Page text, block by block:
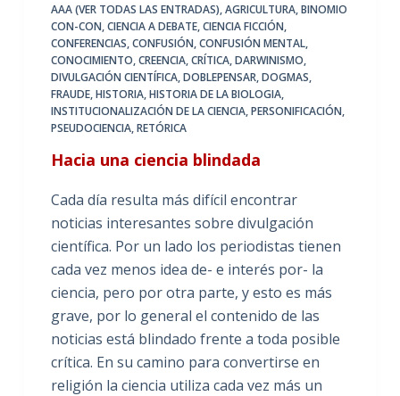
AAA (VER TODAS LAS ENTRADAS),AGRICULTURA,BINOMIO
CON-CON,CIENCIA A DEBATE,CIENCIA FICCIÓN,
CONFERENCIAS,CONFUSIÓN,CONFUSIÓN MENTAL,
CONOCIMIENTO,CREENCIA,CRÍTICA,DARWINISMO,
DIVULGACIÓN CIENTÍFICA,DOBLEPENSAR,DOGMAS,
FRAUDE,HISTORIA,HISTORIA DE LA BIOLOGIA,
INSTITUCIONALIZACIÓN DE LA CIENCIA,PERSONIFICACIÓN,
PSEUDOCIENCIA,RETÓRICA
Hacia una ciencia blindada
Cada día resulta más difícil encontrar
noticias interesantes sobre divulgación
científica. Por un lado los periodistas tienen
cada vez menos idea de- e interés por- la
ciencia, pero por otra parte, y esto es más
grave, por lo general el contenido de las
noticias está blindado frente a toda posible
crítica. En su camino para convertirse en
religión la ciencia utiliza cada vez más un